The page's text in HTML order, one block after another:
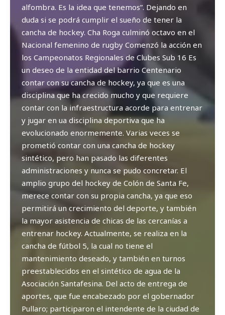
alfombra. Es la idea que tenemos”. Dejando en
duda si se podrá cumplir el sueño de tener la
cancha de hockey. Cha Roga culminó octavo en el
Nacional femenino de rugby Comenzó la acción en
los Campeonatos Regionales de Clubes Sub 16 Es
un deseo de la entidad del barrio Centenario
contar con su cancha de hockey, ya que es una
disciplina que ha crecido mucho y que requiere
contar con la infraestructura acorde para entrenar
y jugar en ua disciplina deportiva que ha
evolucionado enormemente. Varias veces se
prometió contar con una cancha de hockey
sintético, pero han pasado las diferentes
administraciones y nunca se pudo concretar. El
amplio grupo del hockey de Colón de Santa Fe,
merece contar con su propia cancha, ya que eso
permitirá un crecimiento del deporte, y también
la mayor asistencia de chicas de las cercanías a
entrenar hockey. Actualmente, se realiza en la
cancha de fútbol 5, la cual no tiene el
mantenimiento deseado, y también en turnos
preestablecidos en el sintético de agua de la
Asociación Santafesina. Del acto de entrega de
aportes, que fue encabezado por el gobernador
Pullaro; participaron el intendente de la ciudad de